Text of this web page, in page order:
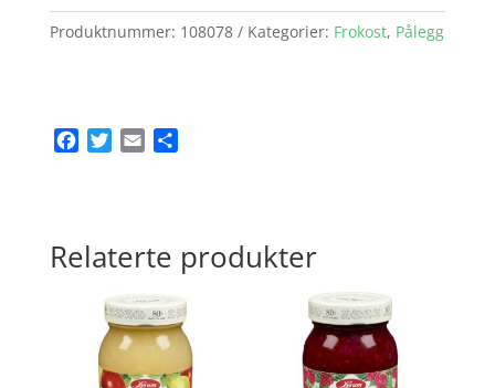
Mills
antall
Produktnummer: 108078 Kategorier: Frokost, Pålegg
o
e
Relaterte produkter